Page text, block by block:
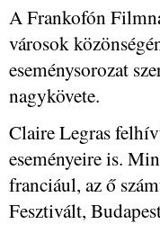
A Frankofón
városok
eseménysorozat
nagykövete.
Claire Legras
eseményeire is.
franciául, az ő
Fesztivált,